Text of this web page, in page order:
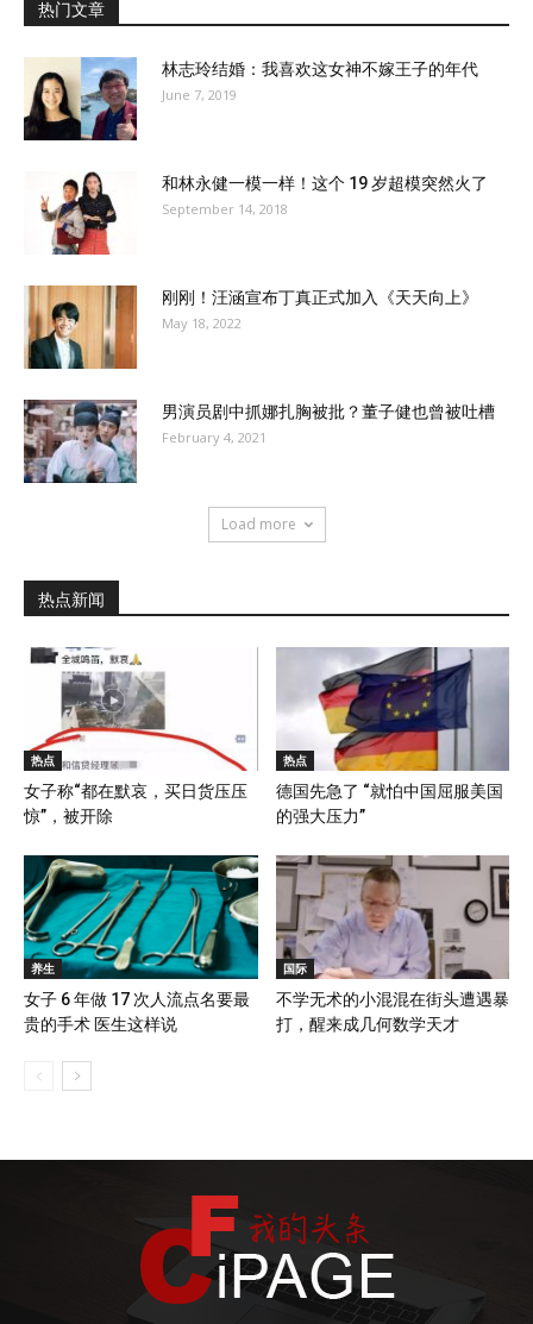
热门文章
林志玲结婚：我喜欢这女神不嫁王子的年代
June 7, 2019
和林永健一模一样！这个 19 岁超模突然火了
September 14, 2018
刚刚！汪涵宣布丁真正式加入《天天向上》
May 18, 2022
男演员剧中抓娜扎胸被批？董子健也曾被吐槽
February 4, 2021
Load more
热点新闻
热点
女子称“都在默哀，买日货压压
惊”，被开除
热点
德国先急了 “就怕中国屈服美国
的强大压力”
养生
女子 6 年做 17 次人流点名要最
贵的手术 医生这样说
国际
不学无术的小混混在街头遭遇暴
打，醒来成几何数学天才